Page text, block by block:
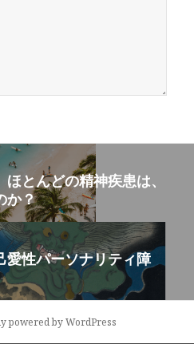
とんどの精神疾患は、
か？
愛性パーソナリティ障
powered by WordPress